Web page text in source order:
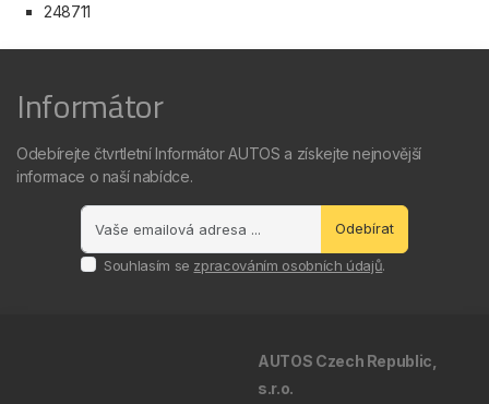
248711
Informátor
Odebírejte čtvrtletní Informátor AUTOS a získejte nejnovější
informace o naší nabídce.
Odebírat
Souhlasím se zpracováním osobních údajů.
AUTOS Czech Republic,
s.r.o.